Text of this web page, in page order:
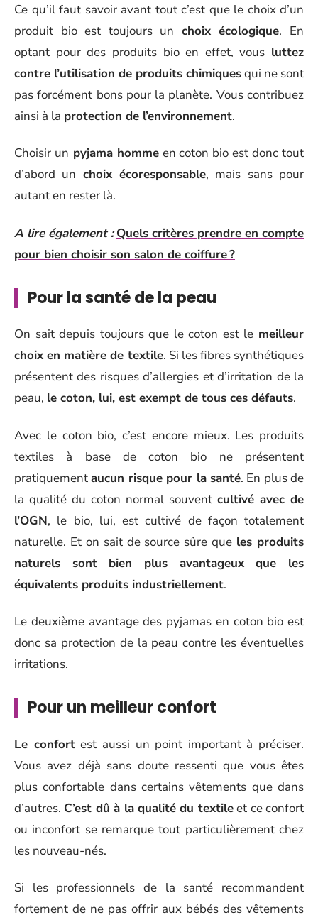
Ce qu’il faut savoir avant tout c’est que le choix d’un
produit bio est toujours un choix écologique. En
optant pour des produits bio en effet, vous luttez
contre l’utilisation de produits chimiquesqui ne sont
pas forcément bons pour la planète. Vous contribuez
ainsi à la protection de l’environnement.
Choisir un pyjama hommeen coton bio est donc tout
d’abord un choix écoresponsable, mais sans pour
autant en rester là.
A lire également : Quels critères prendre en compte
pour bien choisir son salon de coiffure ?
Pour la santé de la peau
On sait depuis toujours que le coton est le meilleur
choix en matière de textile. Si les fibres synthétiques
présentent des risques d’allergies et d’irritation de la
peau, le coton, lui, est exempt de tous ces défauts.
Avec le coton bio, c’est encore mieux. Les produits
textiles à base de coton bio ne présentent
pratiquementaucun risque pour la santé. En plus de
la qualité du coton normal souvent cultivé avec de
l’OGN, le bio, lui, est cultivé de façon totalement
naturelle. Et on sait de source sûre que les produits
naturels sont bien plus avantageux que les
équivalents produits industriellement.
Le deuxième avantage des pyjamas en coton bio est
donc sa protection de la peau contre les éventuelles
irritations.
Pour un meilleur confort
Le confortest aussi un point important à préciser.
Vous avez déjà sans doute ressenti que vous êtes
plus confortable dans certains vêtements que dans
d’autres. C’est dû à la qualité du textileet ce confort
ou inconfort se remarque tout particulièrement chez
les nouveau-nés.
Si les professionnels de la santé recommandent
fortement de ne pas offrir aux bébés des vêtements